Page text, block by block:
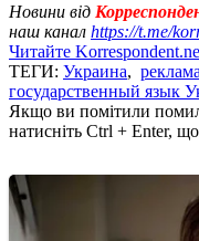
Новини від
наш канал https://t.me/
Читайте
ТЕГИ: Украина, реклама
государственный язык
Якщо ви помітили
натисніть Ctrl + Enter,